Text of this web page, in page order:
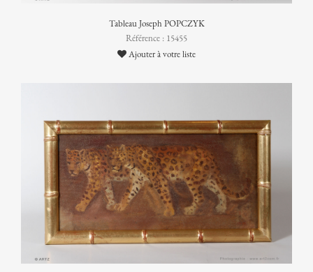
Tableau Joseph POPCZYK
Référence : 15455
Ajouter à votre liste